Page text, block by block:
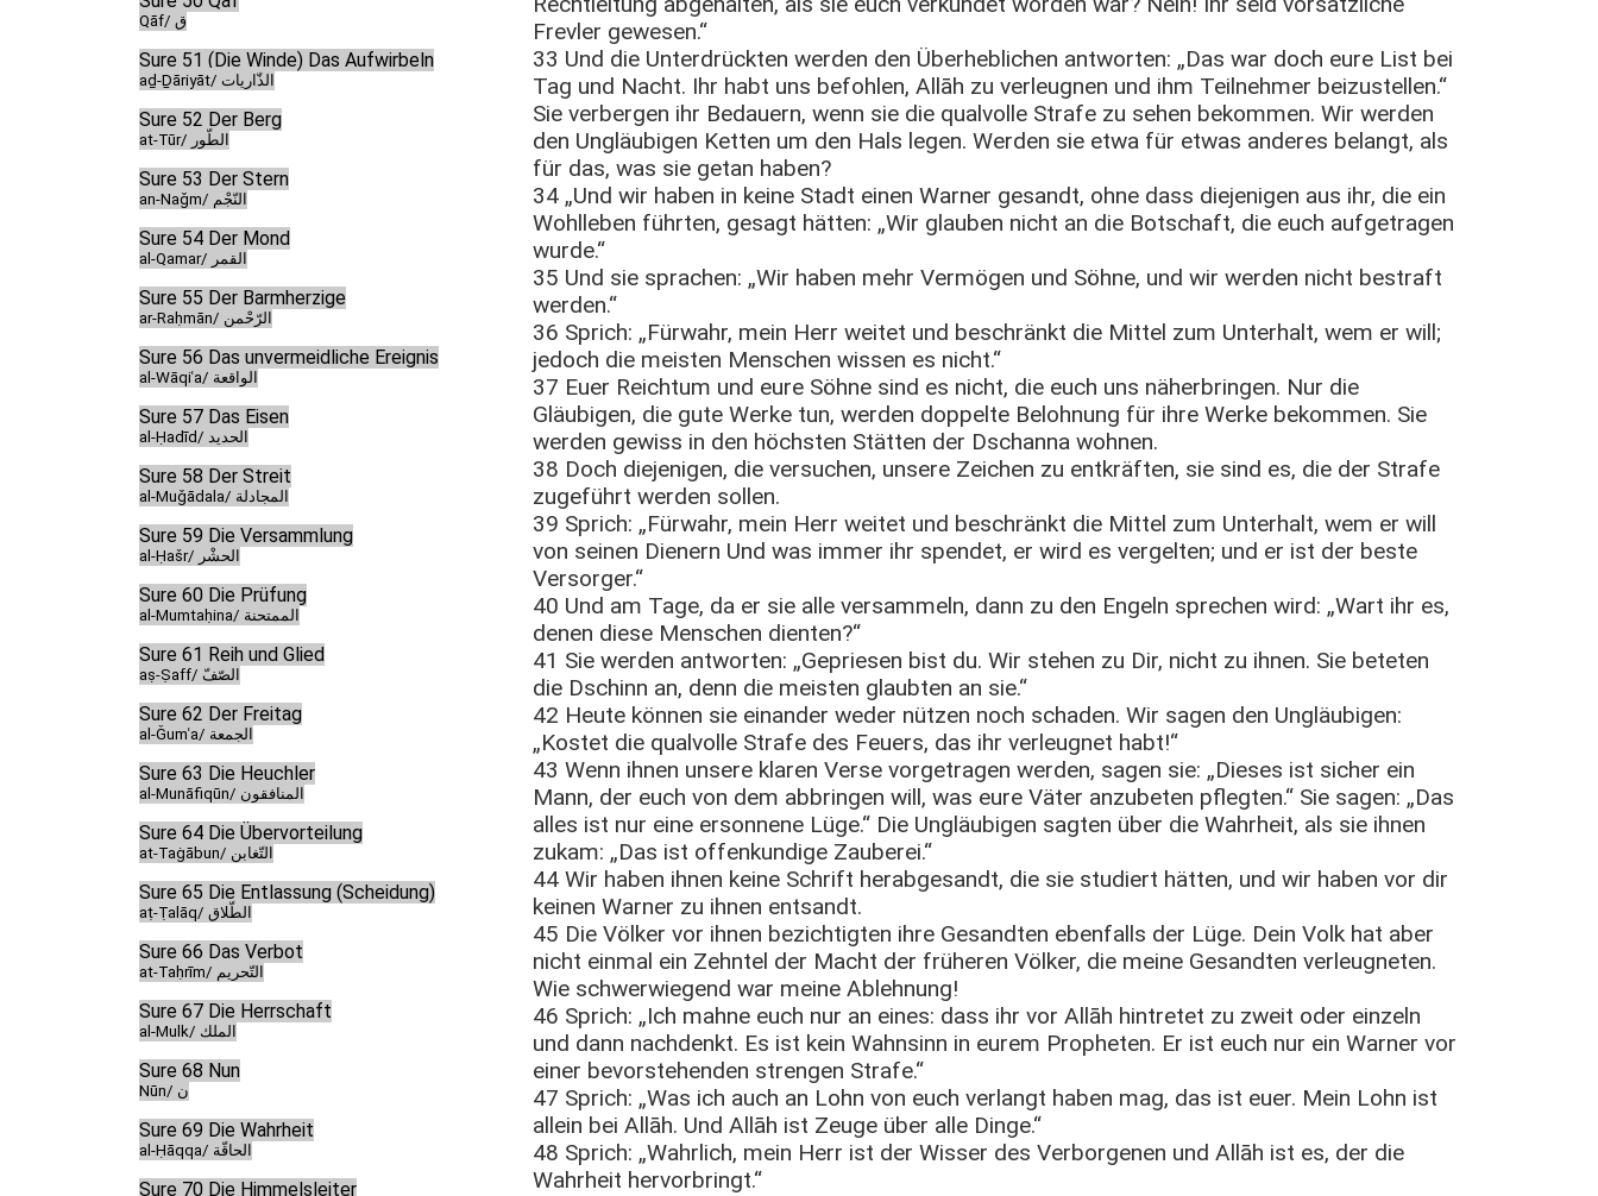
Qāf/ ق
Sure 51 (Die Winde) Das Aufwirbeln
aḏ-Ḏāriyāt/ الذّاريات
Sure 52 Der Berg
at-Tūr/ الطّور
Sure 53 Der Stern
an-Naǧm/ النّجْم
Sure 54 Der Mond
al-Qamar/ القمر
Sure 55 Der Barmherzige
ar-Raḥmān/ الرّحْمن
Sure 56 Das unvermeidliche Ereignis
al-Wāqiʿa/ الواقعة
Sure 57 Das Eisen
al-Ḥadīd/ الحديد
Sure 58 Der Streit
al-Muǧādala/ المجادلة
Sure 59 Die Versammlung
al-Ḥašr/ الحشْر
Sure 60 Die Prüfung
al-Mumtaḥina/ الممتحنة
Sure 61 Reih und Glied
aṣ-Ṣaff/ الصّفّ
Sure 62 Der Freitag
al-Ǧumʿa/ الجمعة
Sure 63 Die Heuchler
al-Munāfiqūn/ المنافقون
Sure 64 Die Übervorteilung
at-Taġābun/ التّغابن
Sure 65 Die Entlassung (Scheidung)
aṭ-Ṭalāq/ الطّلاق
Sure 66 Das Verbot
at-Taḥrīm/ التّحريم
Sure 67 Die Herrschaft
al-Mulk/ الملك
Sure 68 Nun
Nūn/ ن
Sure 69 Die Wahrheit
al-Ḥāqqa/ الحاقّة
Sure 70 Die Himmelsleiter
Frevler gewesen.“
33 Und die Unterdrückten werden den Überheblichen antworten: „Das war doch eure List bei
Tag und Nacht. Ihr habt uns befohlen, Allāh zu verleugnen und ihm Teilnehmer beizustellen.“
Sie verbergen ihr Bedauern, wenn sie die qualvolle Strafe zu sehen bekommen. Wir werden
den Ungläubigen Ketten um den Hals legen. Werden sie etwa für etwas anderes belangt, als
für das, was sie getan haben?
34 „Und wir haben in keine Stadt einen Warner gesandt, ohne dass diejenigen aus ihr, die ein
Wohlleben führten, gesagt hätten: „Wir glauben nicht an die Botschaft, die euch aufgetragen
wurde.“
35 Und sie sprachen: „Wir haben mehr Vermögen und Söhne, und wir werden nicht bestraft
werden.“
36 Sprich: „Fürwahr, mein Herr weitet und beschränkt die Mittel zum Unterhalt, wem er will;
jedoch die meisten Menschen wissen es nicht.“
37 Euer Reichtum und eure Söhne sind es nicht, die euch uns näherbringen. Nur die
Gläubigen, die gute Werke tun, werden doppelte Belohnung für ihre Werke bekommen. Sie
werden gewiss in den höchsten Stätten der Dschanna wohnen.
38 Doch diejenigen, die versuchen, unsere Zeichen zu entkräften, sie sind es, die der Strafe
zugeführt werden sollen.
39 Sprich: „Fürwahr, mein Herr weitet und beschränkt die Mittel zum Unterhalt, wem er will
von seinen Dienern Und was immer ihr spendet, er wird es vergelten; und er ist der beste
Versorger.“
40 Und am Tage, da er sie alle versammeln, dann zu den Engeln sprechen wird: „Wart ihr es,
denen diese Menschen dienten?“
41 Sie werden antworten: „Gepriesen bist du. Wir stehen zu Dir, nicht zu ihnen. Sie beteten
die Dschinn an, denn die meisten glaubten an sie.“
42 Heute können sie einander weder nützen noch schaden. Wir sagen den Ungläubigen:
„Kostet die qualvolle Strafe des Feuers, das ihr verleugnet habt!“
43 Wenn ihnen unsere klaren Verse vorgetragen werden, sagen sie: „Dieses ist sicher ein
Mann, der euch von dem abbringen will, was eure Väter anzubeten pflegten.“ Sie sagen: „Das
alles ist nur eine ersonnene Lüge.“ Die Ungläubigen sagten über die Wahrheit, als sie ihnen
zukam: „Das ist offenkundige Zauberei.“
44 Wir haben ihnen keine Schrift herabgesandt, die sie studiert hätten, und wir haben vor dir
keinen Warner zu ihnen entsandt.
45 Die Völker vor ihnen bezichtigten ihre Gesandten ebenfalls der Lüge. Dein Volk hat aber
nicht einmal ein Zehntel der Macht der früheren Völker, die meine Gesandten verleugneten.
Wie schwerwiegend war meine Ablehnung!
46 Sprich: „Ich mahne euch nur an eines: dass ihr vor Allāh hintretet zu zweit oder einzeln
und dann nachdenkt. Es ist kein Wahnsinn in eurem Propheten. Er ist euch nur ein Warner vor
einer bevorstehenden strengen Strafe.“
47 Sprich: „Was ich auch an Lohn von euch verlangt haben mag, das ist euer. Mein Lohn ist
allein bei Allāh. Und Allāh ist Zeuge über alle Dinge.“
48 Sprich: „Wahrlich, mein Herr ist der Wisser des Verborgenen und Allāh ist es, der die
Wahrheit hervorbringt.“